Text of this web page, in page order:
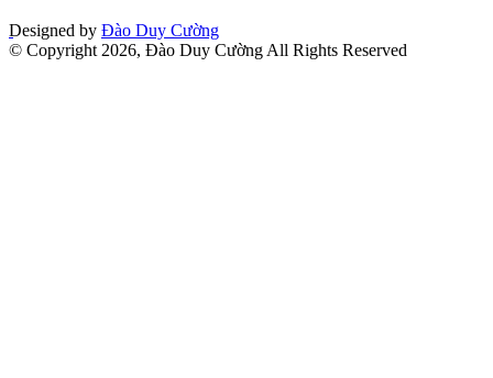
Designed by Đào Duy Cường
© Copyright 2026, Đào Duy Cường All Rights Reserved